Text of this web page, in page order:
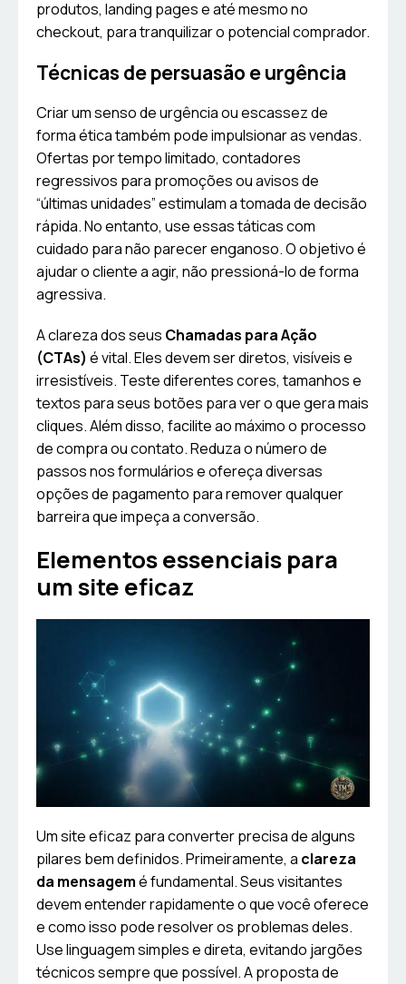
produtos, landing pages e até mesmo no
checkout, para tranquilizar o potencial comprador.
Técnicas de persuasão e urgência
Criar um senso de urgência ou escassez de
forma ética também pode impulsionar as vendas.
Ofertas por tempo limitado, contadores
regressivos para promoções ou avisos de
“últimas unidades” estimulam a tomada de decisão
rápida. No entanto, use essas táticas com
cuidado para não parecer enganoso. O objetivo é
ajudar o cliente a agir, não pressioná-lo de forma
agressiva.
A clareza dos seus Chamadas para Ação
(CTAs) é vital. Eles devem ser diretos, visíveis e
irresistíveis. Teste diferentes cores, tamanhos e
textos para seus botões para ver o que gera mais
cliques. Além disso, facilite ao máximo o processo
de compra ou contato. Reduza o número de
passos nos formulários e ofereça diversas
opções de pagamento para remover qualquer
barreira que impeça a conversão.
Elementos essenciais para
um site eficaz
Um site eficaz para converter precisa de alguns
pilares bem definidos. Primeiramente, a clareza
da mensagemé fundamental. Seus visitantes
devem entender rapidamente o que você oferece
e como isso pode resolver os problemas deles.
Use linguagem simples e direta, evitando jargões
técnicos sempre que possível. A proposta de